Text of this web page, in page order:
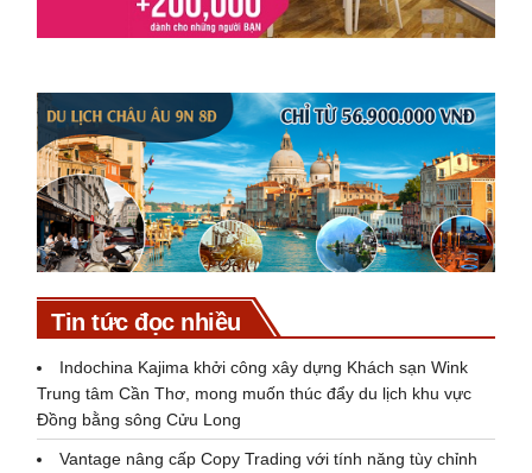
Tin tức đọc nhiều
Indochina Kajima khởi công xây dựng Khách sạn Wink
Trung tâm Cần Thơ, mong muốn thúc đẩy du lịch khu vực
Đồng bằng sông Cửu Long
Vantage nâng cấp Copy Trading với tính năng tùy chỉnh